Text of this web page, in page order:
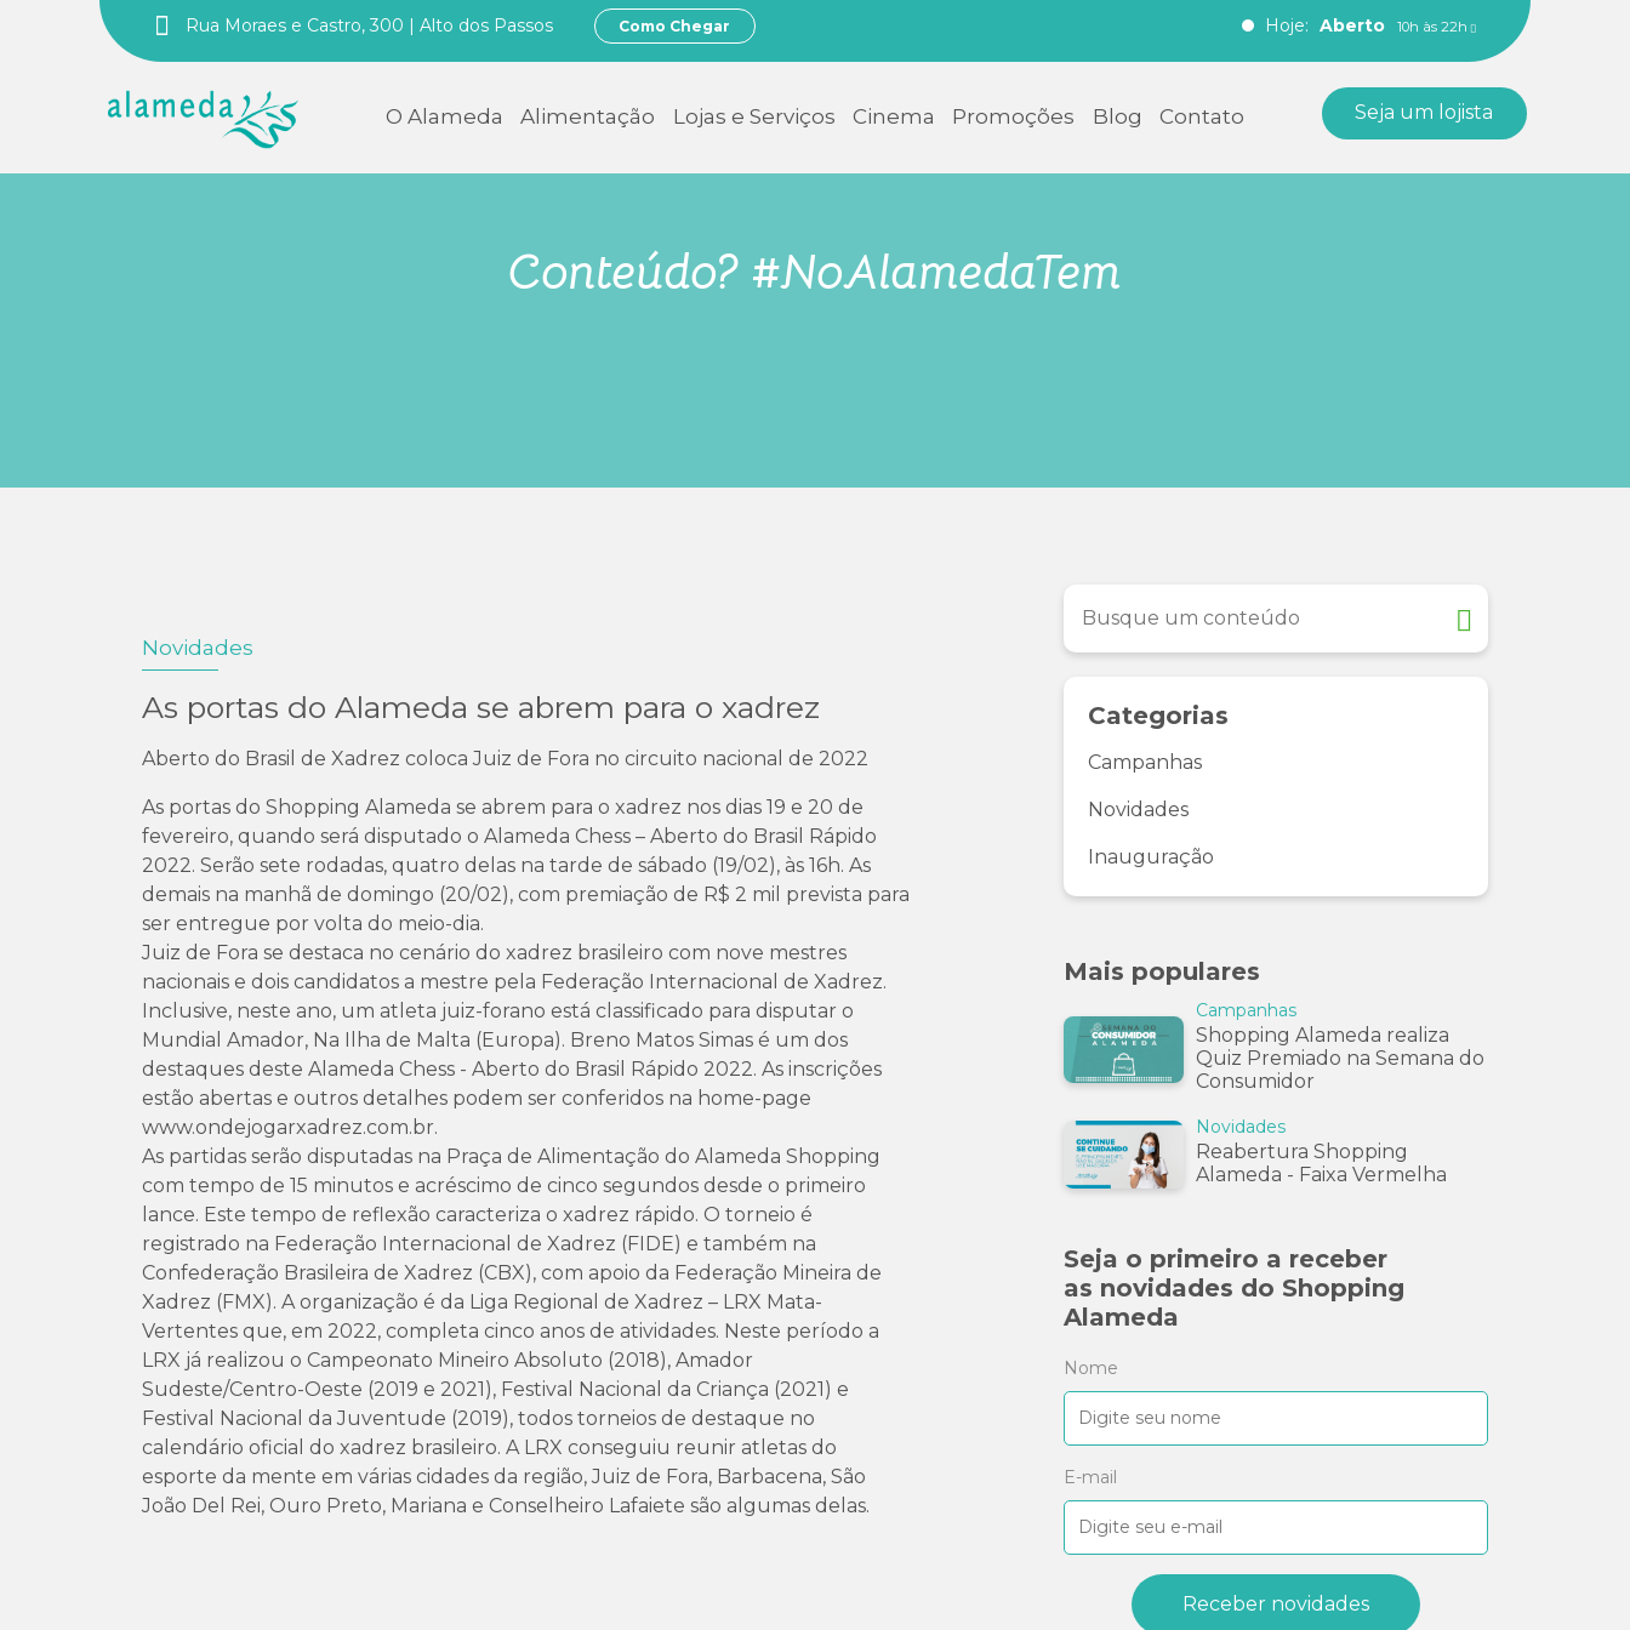
Rua Moraes e Castro, 300 | Alto dos Passos Como Chegar Hoje: Aberto 10h às 22h
O Alameda Alimentação Lojas e Serviços Cinema Promoções Blog Contato Seja um lojista
Conteúdo? #NoAlamedaTem
Novidades
As portas do Alameda se abrem para o xadrez
Aberto do Brasil de Xadrez coloca Juiz de Fora no circuito nacional de 2022
As portas do Shopping Alameda se abrem para o xadrez nos dias 19 e 20 de
fevereiro, quando será disputado o Alameda Chess – Aberto do Brasil Rápido
2022. Serão sete rodadas, quatro delas na tarde de sábado (19/02), às 16h. As
demais na manhã de domingo (20/02), com premiação de R$ 2 mil prevista para
ser entregue por volta do meio-dia.
Juiz de Fora se destaca no cenário do xadrez brasileiro com nove mestres
nacionais e dois candidatos a mestre pela Federação Internacional de Xadrez.
Inclusive, neste ano, um atleta juiz-forano está classificado para disputar o
Mundial Amador, Na Ilha de Malta (Europa). Breno Matos Simas é um dos
destaques deste Alameda Chess - Aberto do Brasil Rápido 2022. As inscrições
estão abertas e outros detalhes podem ser conferidos na home-page
www.ondejogarxadrez.com.br.
As partidas serão disputadas na Praça de Alimentação do Alameda Shopping
com tempo de 15 minutos e acréscimo de cinco segundos desde o primeiro
lance. Este tempo de reflexão caracteriza o xadrez rápido. O torneio é
registrado na Federação Internacional de Xadrez (FIDE) e também na
Confederação Brasileira de Xadrez (CBX), com apoio da Federação Mineira de
Xadrez (FMX). A organização é da Liga Regional de Xadrez – LRX Mata-
Vertentes que, em 2022, completa cinco anos de atividades. Neste período a
LRX já realizou o Campeonato Mineiro Absoluto (2018), Amador
Sudeste/Centro-Oeste (2019 e 2021), Festival Nacional da Criança (2021) e
Festival Nacional da Juventude (2019), todos torneios de destaque no
calendário oficial do xadrez brasileiro. A LRX conseguiu reunir atletas do
esporte da mente em várias cidades da região, Juiz de Fora, Barbacena, São
João Del Rei, Ouro Preto, Mariana e Conselheiro Lafaiete são algumas delas.
Categorias
Campanhas
Novidades
Inauguração
Mais populares
Campanhas
Shopping Alameda realiza
Quiz Premiado na Semana do
Consumidor
Novidades
Reabertura Shopping
Alameda - Faixa Vermelha
Seja o primeiro a receber
as novidades do Shopping
Alameda
Nome
E-mail